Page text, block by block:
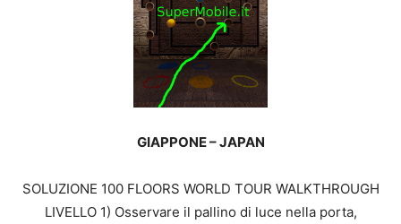
GIAPPONE – JAPAN
SOLUZIONE 100 FLOORS WORLD TOUR WALKTHROUGH
LIVELLO 1) Osservare il pallino di luce nella porta,